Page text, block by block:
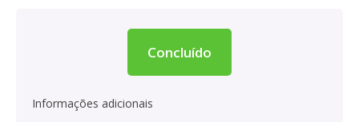
Concluído
Informações adicionais